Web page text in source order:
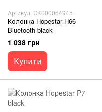
Артикул: СК000064945
Колонка Hopestar H66
Bluetooth black
1 038 грн
Купити